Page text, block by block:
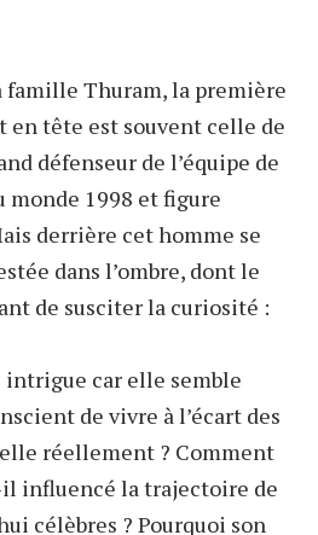
famille Thuram, la première
en tête est souvent celle de
défenseur de l’équipe de
monde 1998 et figure
derrière cet homme se
dans l’ombre, dont le
de susciter la curiosité :
car elle semble
de vivre à l’écart des
réellement ? Comment
influencé la trajectoire de
célèbres ? Pourquoi son